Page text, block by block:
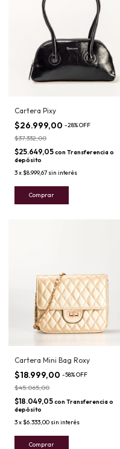
Cartera Pixy
$26.999,00 -28%OFF
$37.332,00
$25.649,05con Transferencia o
depósito
3x$8.999,67 sin interés
Comprar
Cartera Mini Bag Roxy
$18.999,00 -58%OFF
$45.065,00
$18.049,05con Transferencia o
depósito
3x$6.333,00 sin interés
Comprar